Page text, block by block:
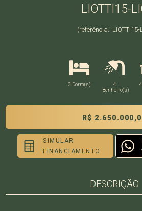
LIOTTI15-
(referência.: LIOTTI15-
3 Dorm(s)
4
Banheiro(s)
R$
SIMULAR
FINANCIAMENTO
DESCRIÇÃO